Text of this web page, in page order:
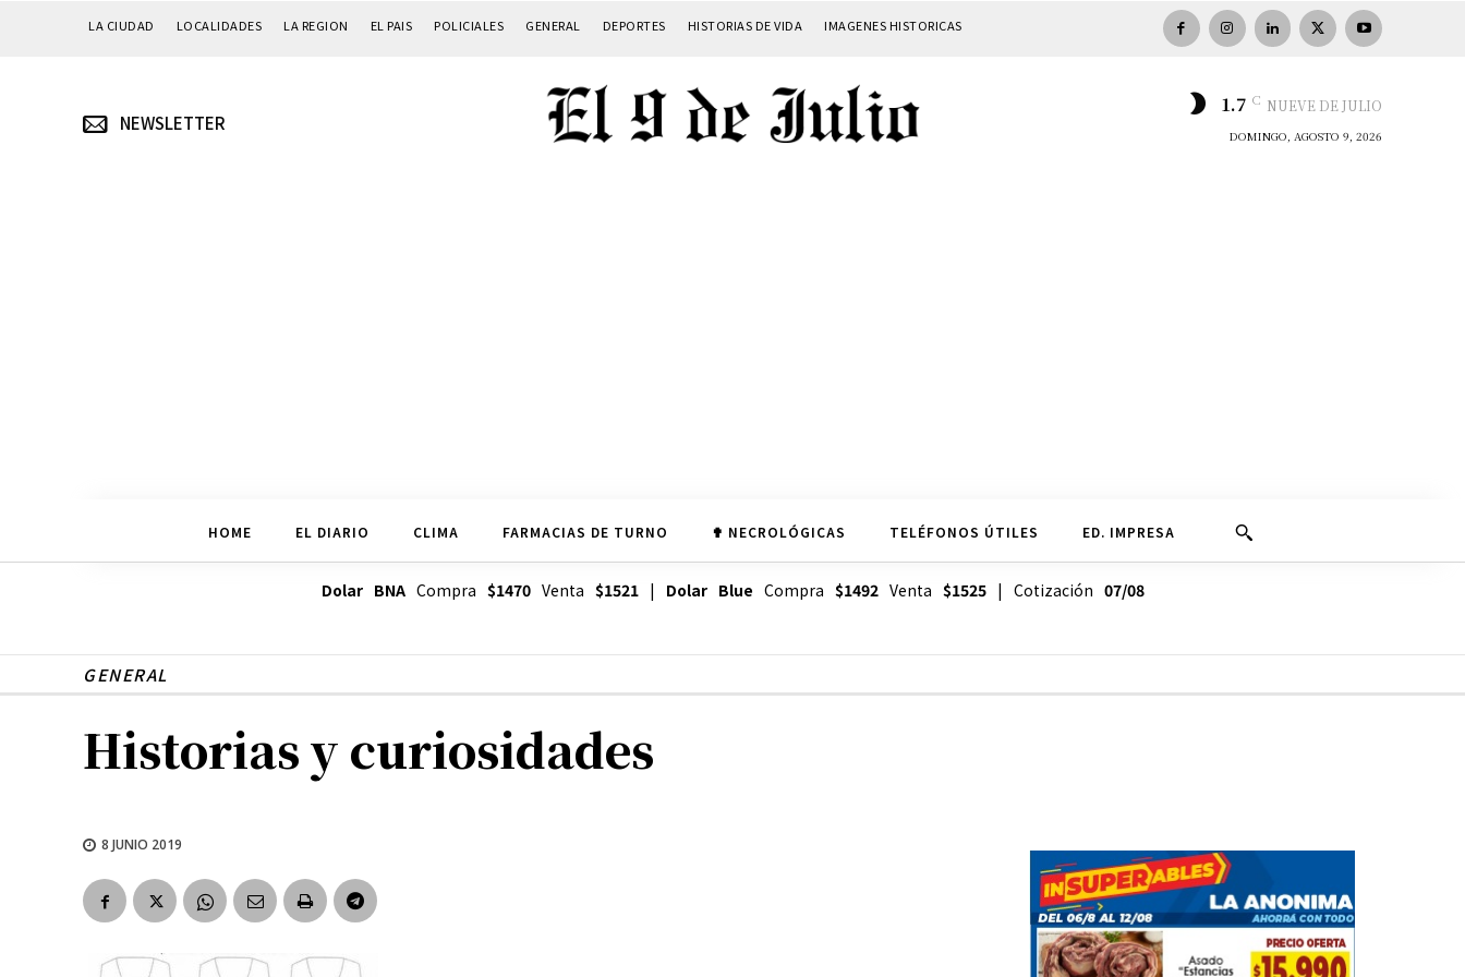
LA CIUDAD LOCALIDADES LA REGION EL PAIS POLICIALES GENERAL DEPORTES HISTORIAS DE VIDA IMAGENES HISTORICAS
NEWSLETTER
1.7 C NUEVE DE JULIO
DOMINGO, AGOSTO 9, 2026
HOME EL DIARIO CLIMA FARMACIAS DE TURNO ✟ NECROLÓGICAS TELÉFONOS ÚTILES ED. IMPRESA
Dolar BNACompra $1470Venta $1521| Dolar Blue Compra $1492Venta $1525| Cotización 07/08
GENERAL
Historias y curiosidades
8 JUNIO 2019